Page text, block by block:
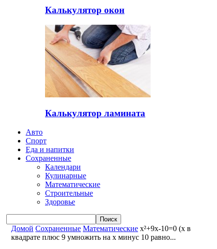
Калькулятор окон
Калькулятор ламината
Авто
Спорт
Еда и напитки
Сохраненные
Календари
Кулинарные
Математические
Строительные
Здоровье
Домой Сохраненные Математические x²+9x-10=0 (x в
квадрате плюс 9 умножить на x минус 10 равно...